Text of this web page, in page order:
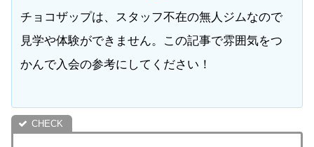
チョコザップは、スタッフ不在の無人ジムなので
見学や体験ができません。この記事で雰囲気をつ
かんで入会の参考にしてください！